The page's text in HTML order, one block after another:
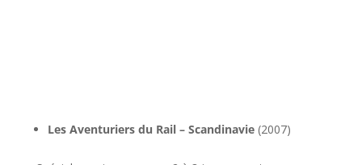
Les Aventuriers du Rail – Scandinavie(2007)